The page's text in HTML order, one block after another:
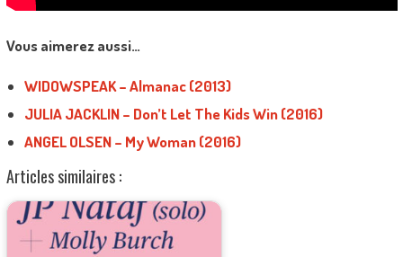
Vous aimerez aussi…
WIDOWSPEAK – Almanac (2013)
JULIA JACKLIN – Don’t Let The Kids Win (2016)
ANGEL OLSEN – My Woman (2016)
Articles similaires :